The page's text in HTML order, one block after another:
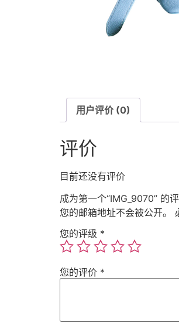
用户评价 (0)
评价
目前还没有评价
成为第一个“IMG_9070” 的
您的邮箱地址不会被公开。
您的评级 *
您的评价 *